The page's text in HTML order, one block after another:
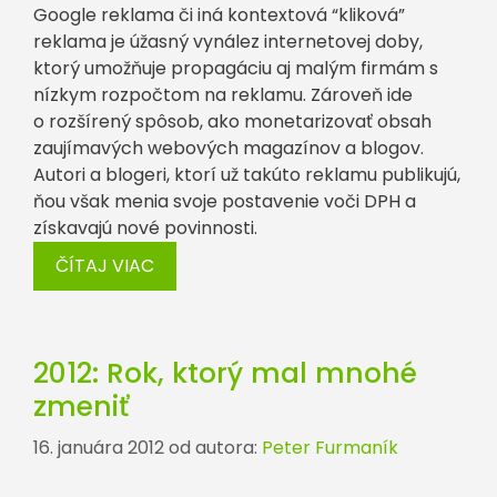
Google reklama či iná kontextová “kliková”
reklama je úžasný vynález internetovej doby,
ktorý umožňuje propagáciu aj malým firmám s
nízkym rozpočtom na reklamu. Zároveň ide
o rozšírený spôsob, ako monetarizovať obsah
zaujímavých webových magazínov a blogov.
Autori a blogeri, ktorí už takúto reklamu publikujú,
ňou však menia svoje postavenie voči DPH a
získavajú nové povinnosti.
ČÍTAJ VIAC
2012: Rok, ktorý mal mnohé
zmeniť
16. januára 2012od autora: Peter Furmaník